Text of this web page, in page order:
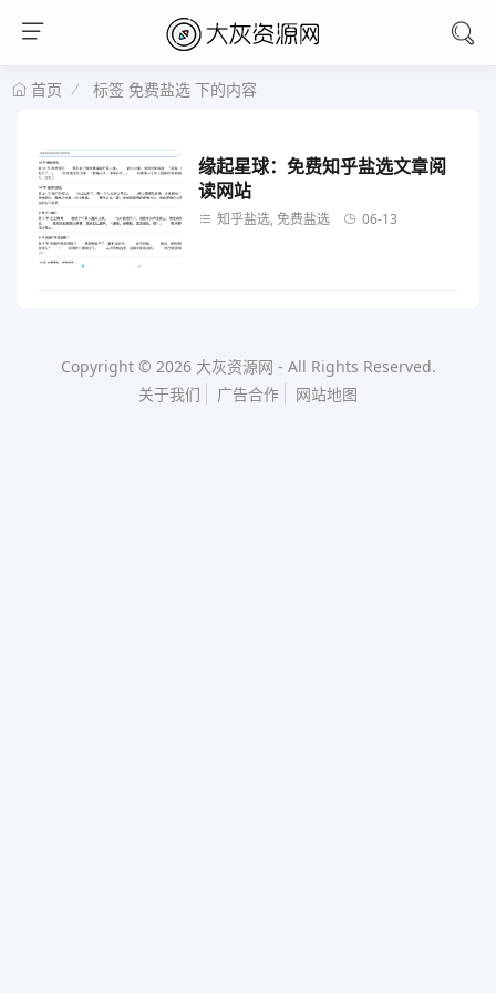
首页 标签 免费盐选 下的内容
缘起星球：免费知乎盐选文章阅
读网站
知乎盐选, 免费盐选 06-13
Copyright © 2026 大灰资源网 - All Rights Reserved.
关于我们
广告合作 网站地图